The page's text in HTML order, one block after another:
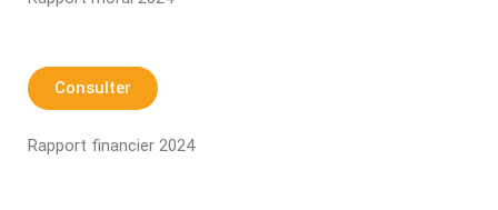
Consulter
Rapport financier 2024